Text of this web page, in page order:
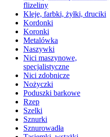
flizeliny
Kleje, farbki, żyłki, druciki
Kordonki
Koronki
Metalówka
Naszywki
Nici maszynowe,
specjalistyczne
Nici zdobnicze
Nożyczki
Poduszki barkowe
Rzep
Szelki
Sznurki
Sznurowadła